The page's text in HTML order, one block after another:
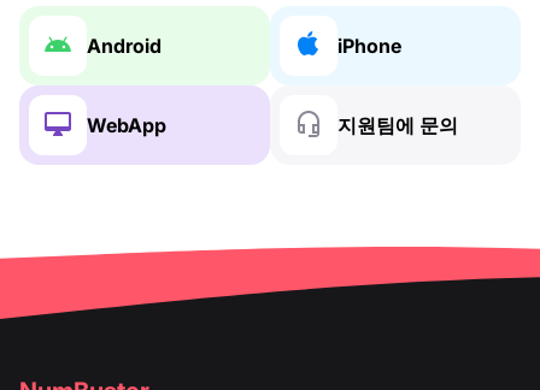
Android iPhone
WebApp 지원팀에 문의